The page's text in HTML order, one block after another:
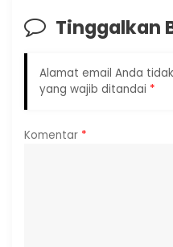
Tinggalkan
Alamat email Anda
yang wajib ditandai *
Komentar *